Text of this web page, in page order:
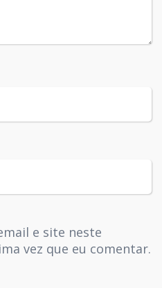
e site neste
vez que eu comentar.